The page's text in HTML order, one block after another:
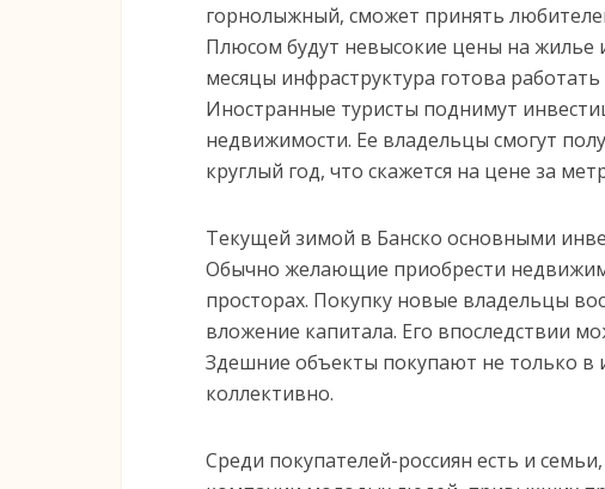
горнолыжный, сможет принять
Плюсом будут невысокие цены на жилье
месяцы инфраструктура готова
Иностранные туристы поднимут
недвижимости. Ее владельцы смогут
круглый год, что скажется на цене за
Текущей зимой в Банско основными
Обычно желающие приобрести
просторах. Покупку новые владельцы
вложение капитала. Его впоследствии
Здешние объекты покупают не только в
коллективно.
Среди покупателей-россиян есть и